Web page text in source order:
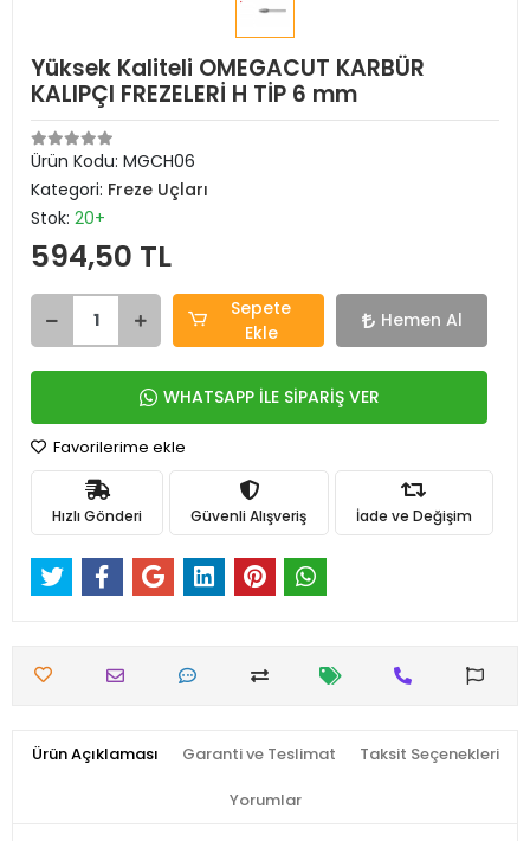
Yüksek Kaliteli OMEGACUT KARBÜR
KALIPÇI FREZELERİ H TİP 6 mm
Ürün Kodu: MGCH06
Kategori: Freze Uçları
Stok: 20+
594,50 TL
Sepete
Ekle
Hemen Al
WHATSAPP İLE SİPARİŞ VER
Favorilerime ekle
Hızlı Gönderi Güvenli Alışveriş İade ve Değişim
Ürün Açıklaması Garanti ve Teslimat Taksit Seçenekleri
Yorumlar